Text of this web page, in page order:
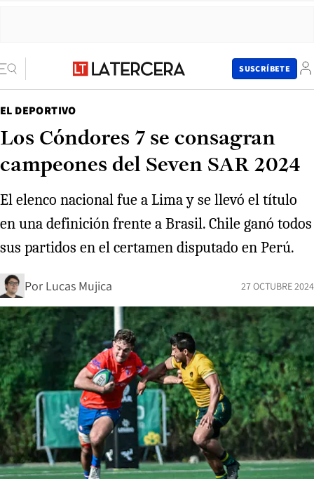
SUSCRÍBETE
EL DEPORTIVO
Los Cóndores 7 se consagran
campeones del Seven SAR 2024
El elenco nacional fue a Lima y se llevó el título
en una definición frente a Brasil. Chile ganó todos
sus partidos en el certamen disputado en Perú.
Por Lucas Mujica 27 OCTUBRE 2024